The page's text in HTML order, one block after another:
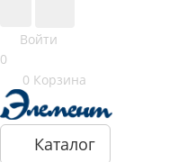
Войти
0
0 Корзина
Каталог